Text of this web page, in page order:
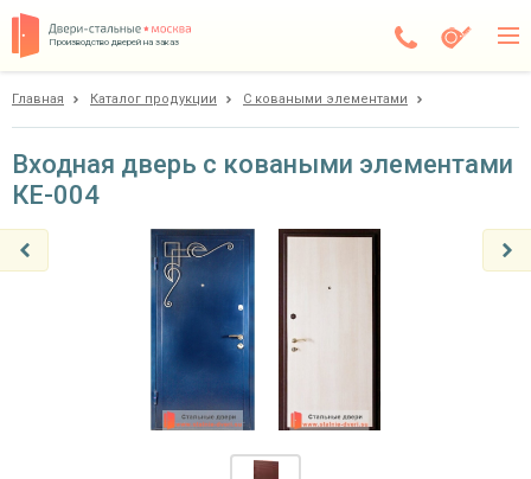
Производство дверей на заказ
Доставка
Установка
Покупателям
Главная Каталог продукции С коваными элементами
Входная дверь с коваными элементами
КЕ-004